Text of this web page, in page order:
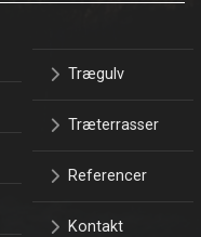
Trægulv
Træterrasser
Referencer
Kontakt